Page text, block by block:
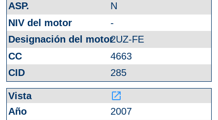
N
-
2UZ-FE
4663
285
launch
2007